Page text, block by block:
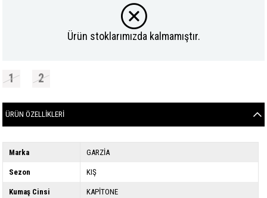
Ürün stoklarımızda kalmamıştır.
1 2
ÜRÜN ÖZELLIKLERI
Marka GARZİA
Sezon KIŞ
Kumaş Cinsi KAPİTONE